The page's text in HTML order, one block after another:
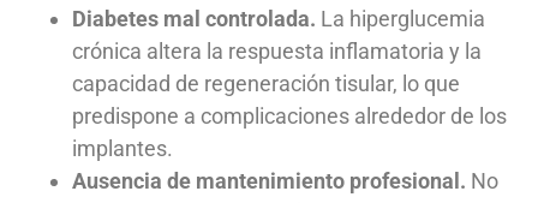
Diabetes mal controlada. La hiperglucemia
crónica altera la respuesta inflamatoria y la
capacidad de regeneración tisular, lo que
predispone a complicaciones alrededor de los
implantes.
Ausencia de mantenimiento profesional. No